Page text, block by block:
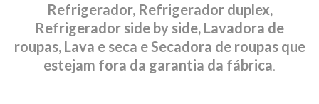
Refrigerador, Refrigerador duplex,
Refrigerador side by side, Lavadora de
roupas, Lava e seca e Secadora de roupas que
estejam fora da garantia da fábrica.